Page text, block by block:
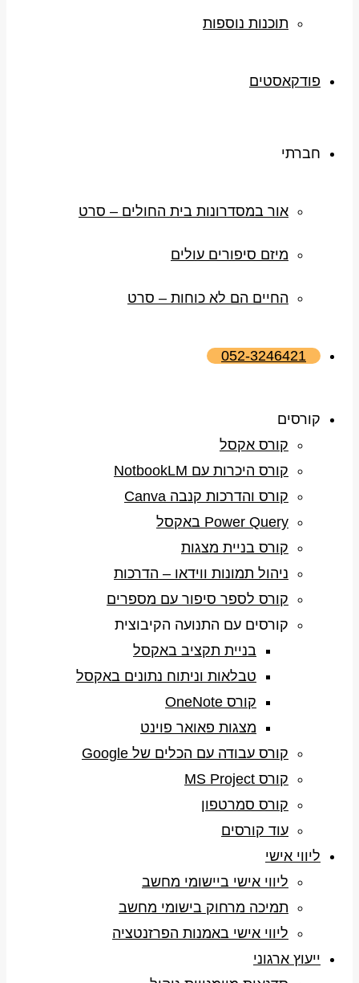
תוכנות נוספות
פודקאסטים
חברתי
אור במסדרונות בית החולים – סרט
מיזם סיפורים עולים
החיים הם לא כוחות – סרט
052-3246421
קורסים
קורס אקסל
קורס היכרות עם NotbookLM
קורס והדרכות קנבה Canva
Power Query באקסל
קורס בניית מצגות
ניהול תמונות ווידאו – הדרכות
קורס לספר סיפור עם מספרים
קורסים עם התנועה הקיבוצית
בניית תקציב באקסל
טבלאות וניתוח נתונים באקסל
קורס OneNote
מצגות פאואר פוינט
קורס עבודה עם הכלים של Google
קורס MS Project
קורס סמרטפון
עוד קורסים
ליווי אישי
ליווי אישי ביישומי מחשב
תמיכה מרחוק בישומי מחשב
ליווי אישי באמנות הפרזנטציה
ייעוץ ארגוני